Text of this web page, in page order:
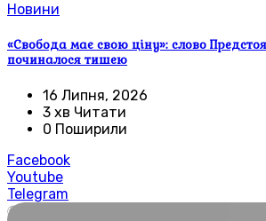
Новини
«Свобода має свою ціну»: слово
починалося тишею
16 Липня, 2026
3 хв Читати
0 Поширили
Facebook
Youtube
Telegram
🌍